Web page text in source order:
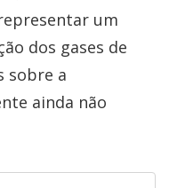
um
dos gases de
sobre a
ainda não